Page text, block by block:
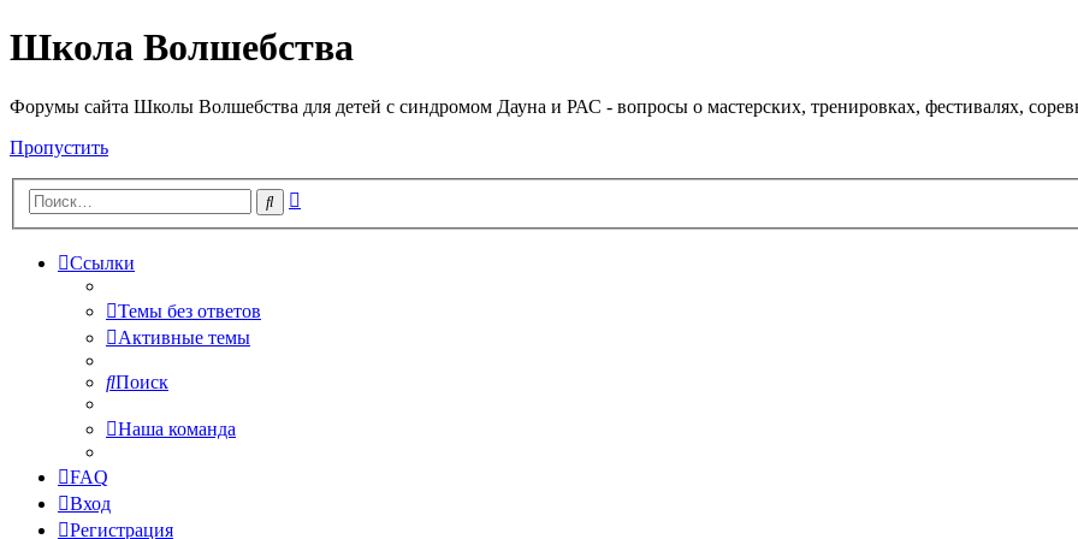
Школа Волшебства
Форумы сайта Школы Волшебства для детей с синдромом Дауна и РАС - вопросы о мастерских, тренировках, фестивалях,
Пропустить
Поиск
Ссылки
Темы без ответов
Активные темы
Поиск
Наша команда
FAQ
Вход
Регистрация